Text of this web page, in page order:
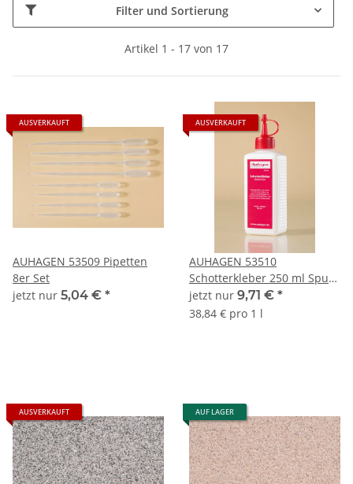
Filter und Sortierung
Artikel 1 - 17 von 17
AUSVERKAUFT
AUHAGEN 53509 Pipetten
8er Set
jetzt nur 5,04 € *
AUSVERKAUFT
AUHAGEN 53510
Schotterkleber 250 ml Spur
Neutral
jetzt nur 9,71 € *
38,84 € pro 1 l
AUSVERKAUFT AUF LAGER